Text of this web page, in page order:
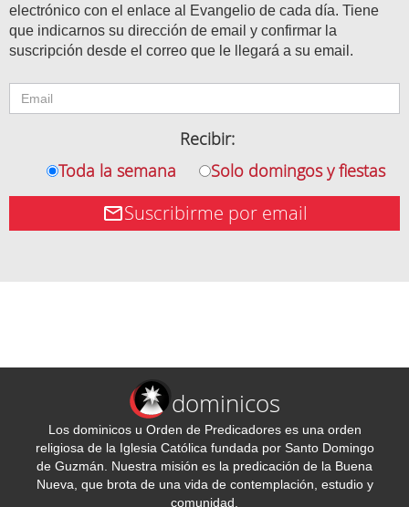
electrónico con el enlace al Evangelio de cada día. Tiene
que indicarnos su dirección de email y confirmar la
suscripción desde el correo que le llegará a su email.
Recibir:
Toda la semana
Solo domingos y fiestas
Suscribirme por email
dominicos
Los dominicos u Orden de Predicadores es una orden
religiosa de la Iglesia Católica fundada por Santo Domingo
de Guzmán. Nuestra misión es la predicación de la Buena
Nueva, que brota de una vida de contemplación, estudio y
comunidad.